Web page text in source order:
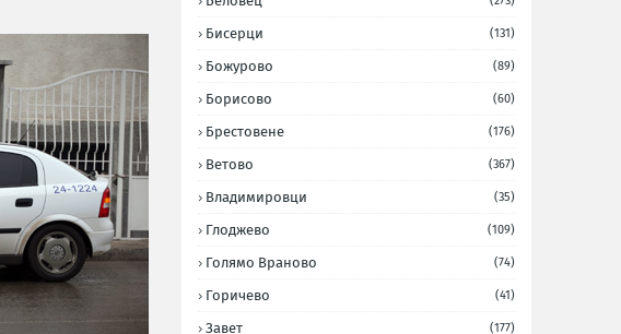
Бисерци (131)
Божурово (89)
Борисово (60)
Брестовене (176)
Ветово (367)
Владимировци (35)
Глоджево (109)
Голямо Враново (74)
Горичево (41)
Завет (177)